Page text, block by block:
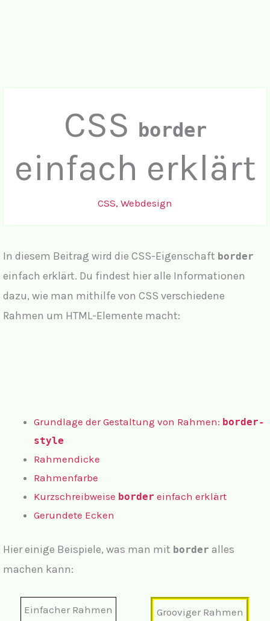
CSS border
einfach erklärt
CSS, Webdesign
In diesem Beitrag wird die CSS-Eigenschaft border
einfach erklärt. Du findest hier alle Informationen
dazu, wie man mithilfe von CSS verschiedene
Rahmen um HTML-Elemente macht:
Grundlage der Gestaltung von Rahmen: border-
style
Rahmendicke
Rahmenfarbe
Kurzschreibweise border einfach erklärt
Gerundete Ecken
Hier einige Beispiele, was man mit border alles
machen kann:
Einfacher Rahmen Grooviger Rahmen